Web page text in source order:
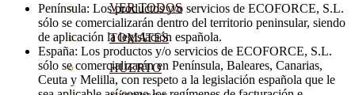
VER TODOS
TOMATES
HUERTO
Península: Los productos y/o servicios de ECOFORCE, S.L.
sólo se comercializarán dentro del territorio peninsular, siendo
de aplicación la legislación española.
España: Los productos y/o servicios de ECOFORCE, S.L.
sólo se comercializarán en Península, Baleares, Canarias,
Ceuta y Melilla, con respeto a la legislación española que le